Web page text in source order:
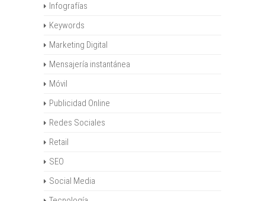
Infografías
Keywords
Marketing Digital
Mensajería instantánea
Móvil
Publicidad Online
Redes Sociales
Retail
SEO
Social Media